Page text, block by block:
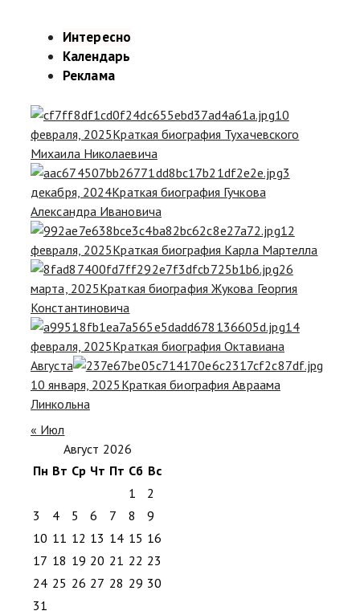
Интересно
Календарь
Реклама
10
февраля, 2025Краткая биография Тухачевского
Михаила Николаевича
3
декабря, 2024Краткая биография Гучкова
Александра Ивановича
12
февраля, 2025Краткая биография Карла Мартелла
26
марта, 2025Краткая биография Жукова Георгия
Константиновича
14
февраля, 2025Краткая биография Октавиана
Августа
10 января, 2025 Краткая биография Авраама
Линкольна
« Июл
Август 2026
Пн Вт Ср Чт Пт Сб Вс
1
2
3
4 5 6 7 8
9
10 11 12 13 14 15 16
17 18 19 20 21 22 23
24 25 26 27 28 29 30
31